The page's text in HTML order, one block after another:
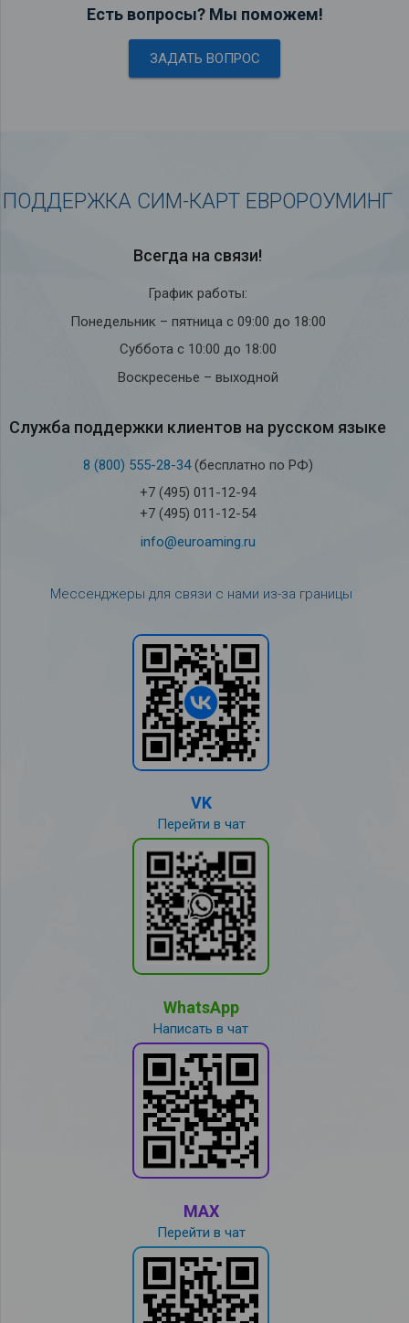
Есть вопросы? Мы поможем!
ЗАДАТЬ ВОПРОС
ПОДДЕРЖКА СИМ-КАРТ ЕВРОРОУМИНГ
Всегда на связи!
График работы:
Понедельник – пятница с 09:00 до 18:00
Суббота с 10:00 до 18:00
Воскресенье – выходной
Служба под­держки кли­ен­тов на рус­ском языке
8 (800) 555-28-34(бесплатно по РФ)
+7 (495) 011-12-94
+7 (495) 011-12-54
info@euroaming.ru
Мессенджеры для связи с нами из-за границы
VK
Перейти в чат
WhatsApp
Написать в чат
MAX
Перейти в чат